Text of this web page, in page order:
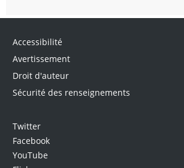
Accessibilité
Avertissement
Droit d'auteur
Sécurité des renseignements
Twitter
Facebook
YouTube